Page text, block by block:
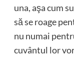
una, aşa cum
să se roage
nu numai
cuvântul lor